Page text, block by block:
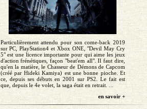
Particulièrement attendu pour son come-back 2019
sur PC, PlayStation4 et Xbox ONE, "Devil May Cry
5" est une licence importante pour qui aime les jeux
d'action frénétiques, façon "beat'em all". Il faut dire,
qu'en la matière, le Chasseur de Démons de Capcom
(créé par Hideki Kamiya) est une bonne pioche. Et
ce, depuis ses débuts en 2001 sur PS2. Le fait est
que, depuis le 4e volet, la saga était en retrait. ...
en savoir +